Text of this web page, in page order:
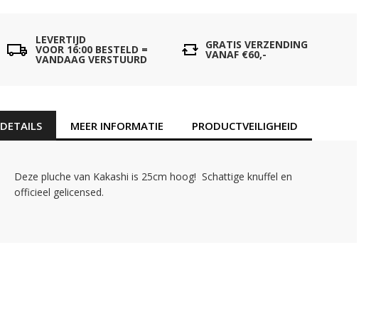
LEVERTIJD
VOOR 16:00 BESTELD =
VANDAAG VERSTUURD
GRATIS VERZENDING
VANAF €60,-
DETAILS
Deze pluche van Kakashi is 25cm hoog! Schattige knuffel en
officieel gelicensed.
MEER INFORMATIE PRODUCTVEILIGHEID